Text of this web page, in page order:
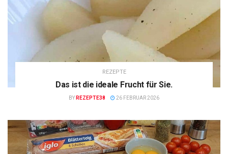
REZEPTE
Das ist die ideale Frucht für Sie.
BY REZEPTE38 26 FEBRUAR 2026